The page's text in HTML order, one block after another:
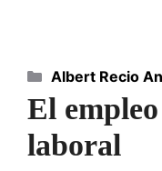
El
laboral
Categorías
Albert Recio